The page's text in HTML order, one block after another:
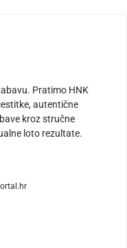
Pratimo HNK
autentične
kroz stručne
loto rezultate.